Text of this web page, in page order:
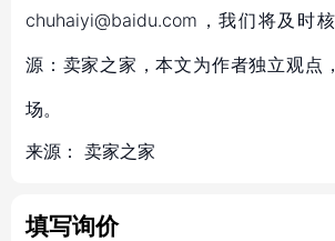
chuhaiyi@baidu.com，我们将及时
源：卖家之家，本文为作者独立观点
场。
来源： 卖家之家
填写询价